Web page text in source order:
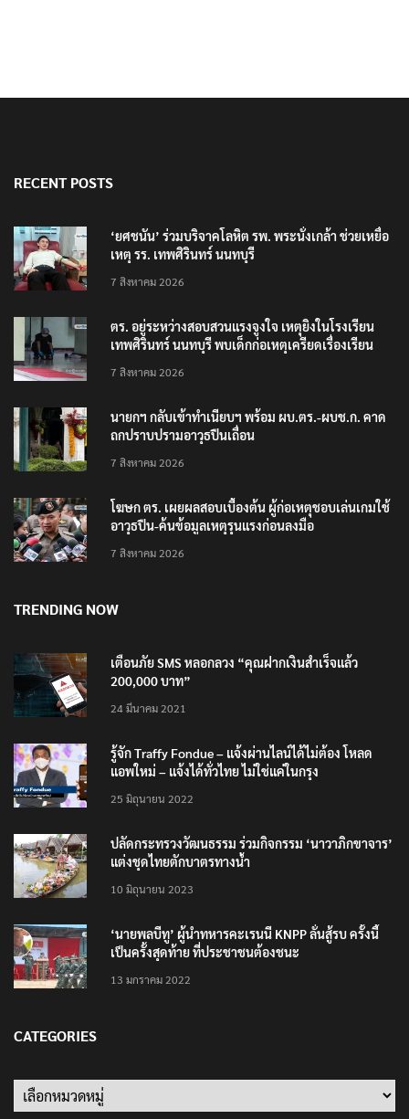
RECENT POSTS
‘ยศชนัน’ ร่วมบริจาคโลหิต รพ. พระนั่งเกล้า ช่วยเหยื่อ
เหตุ รร. เทพศิรินทร์ นนทบุรี
7 สิงหาคม 2026
ตร. อยู่ระหว่างสอบสวนแรงจูงใจ เหตุยิงในโรงเรียน
เทพศิรินทร์ นนทบุรี พบเด็กก่อเหตุเครียดเรื่องเรียน
7 สิงหาคม 2026
นายกฯ กลับเข้าทำเนียบฯ พร้อม ผบ.ตร.-ผบช.ก. คาด
ถกปราบปรามอาวุธปืนเถื่อน
7 สิงหาคม 2026
โฆษก ตร. เผยผลสอบเบื้องต้น ผู้ก่อเหตุชอบเล่นเกมใช้
อาวุธปืน-ค้นข้อมูลเหตุรุนแรงก่อนลงมือ
7 สิงหาคม 2026
TRENDING NOW
เตือนภัย SMS หลอกลวง “คุณฝากเงินสำเร็จแล้ว
200,000 บาท”
24 มีนาคม 2021
รู้จัก Traffy Fondue – แจ้งผ่านไลน์ได้ไม่ต้อง โหลด
แอพใหม่ – แจ้งได้ทั่วไทย ไม่ใช่แค่ในกรุง
25 มิถุนายน 2022
ปลัดกระทรวงวัฒนธรรม ร่วมกิจกรรม ‘นาวาภิกขาจาร’
แต่งชุดไทยตักบาตรทางน้ำ
10 มิถุนายน 2023
‘นายพลบีทู’ ผู้นำทหารคะเรนนี KNPP ลั่นสู้รบ ครั้งนี้
เป็นครั้งสุดท้าย ที่ประชาชนต้องชนะ
13 มกราคม 2022
CATEGORIES
Categories